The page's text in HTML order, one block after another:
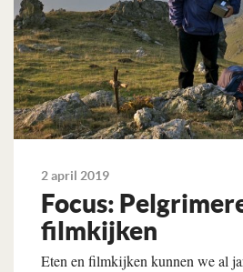
2 april 2019
Focus:
filmkijken
Eten en filmkijken kunnen we al